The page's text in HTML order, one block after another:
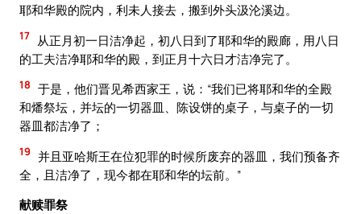
耶和华殿的院内，利未人接去，搬到外头汲沦溪边。
17
从正月初一日洁净起，初八日到了耶和华的殿廊，用八日
的工夫洁净耶和华的殿，到正月十六日才洁净完了。
18 于是，他们晋见希西家王，说：“我们已将耶和华的全殿
和燔祭坛，并坛的一切器皿、陈设饼的桌子，与桌子的一切
器皿都洁净了；
19 并且亚哈斯王在位犯罪的时候所废弃的器皿，我们预备齐
全，且洁净了，现今都在耶和华的坛前。”
献赎罪祭